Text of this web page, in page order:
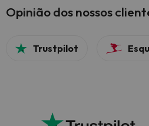
Opinião dos nossos
Trustpilot